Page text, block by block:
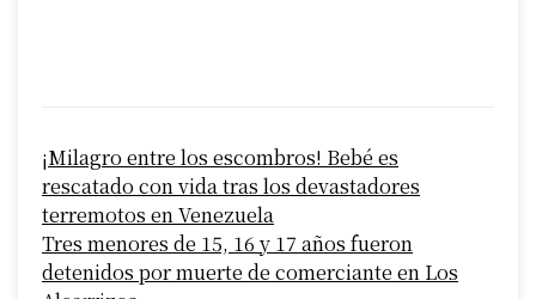
o
s
t
¡Milagro entre los escombros! Bebé es
rescatado con vida tras los devastadores
terremotos en Venezuela
Tres menores de 15, 16 y 17 años fueron
detenidos por muerte de comerciante en Los